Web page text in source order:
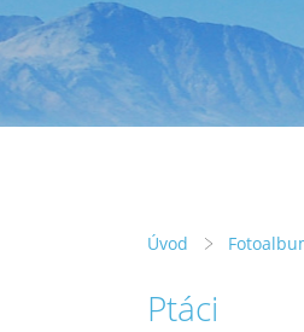
Úvod
Ptáci